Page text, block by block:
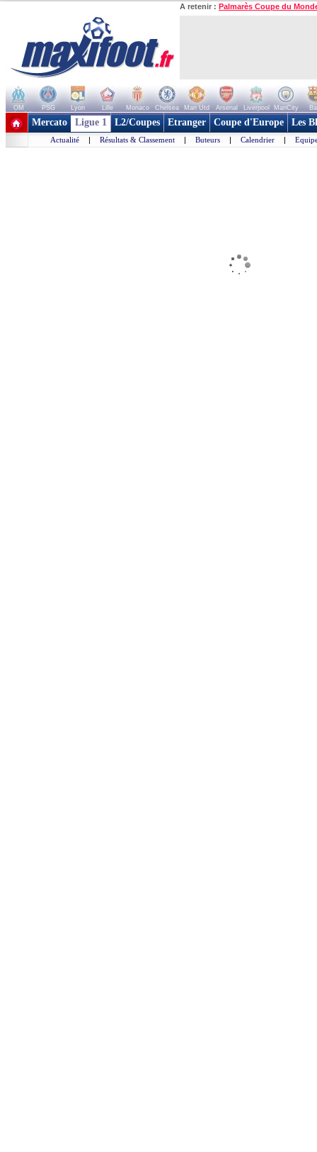
A retenir : Palmarès Coupe du
OM PSG Lyon Lille Monaco Chelsea Man Utd Arsenal Liverpool ManCity
+ de clubs
Mercato Ligue 1 L2/Coupes Etranger Coupe d'Europe Les
Actualité | Résultats & Classement | Buteurs | Calendrier |